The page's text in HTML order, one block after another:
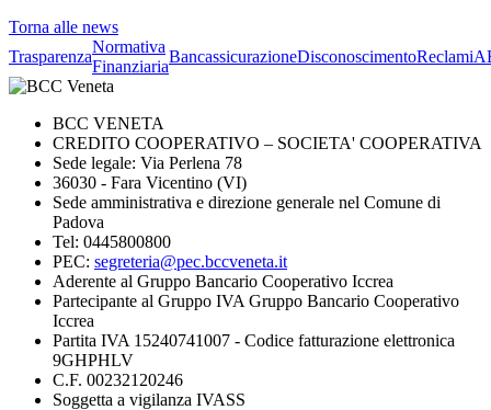
Torna alle news
Trasparenza
Normativa
Finanziaria
BancassicurazioneDisconoscimentoReclami
BCC VENETA
CREDITO COOPERATIVO – SOCIETA' COOPERATIVA
Sede legale: Via Perlena 78
36030 - Fara Vicentino (VI)
Sede amministrativa e direzione generale nel Comune di
Padova
Tel: 0445800800
PEC: segreteria@pec.bccveneta.it
Aderente al Gruppo Bancario Cooperativo Iccrea
Partecipante al Gruppo IVA Gruppo Bancario Cooperativo
Iccrea
Partita IVA 15240741007 - Codice fatturazione elettronica
9GHPHLV
C.F. 00232120246
Soggetta a vigilanza IVASS